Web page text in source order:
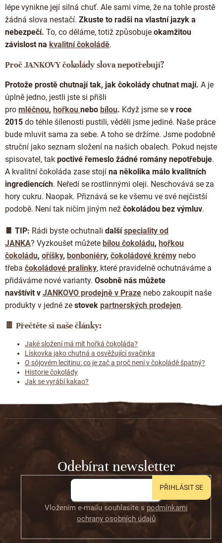
lépe vynikne její silná chuť. Ale sami víme, že na tohle prostě
žádná slova nestačí. Zkuste to radši na vlastní jazyk a
nebezpečí. To, co děláme, totiž způsobuje okamžitou
závislost na kvalitní čokoládě.
Proč JANKOVY čokolády slova nepotřebují?
Protože prostě chutnají tak, jak čokolády chutnat mají. A je
úplně jedno, jestli jste si přišli
pro mléčnou, hořkou nebo bílou. Když jsme se v roce
2015 do téhle šílenosti pustili, věděli jsme jediné. Naše práce
bude mluvit sama za sebe. A toho se držíme. Jsme podobně
struční jako seznam složení na našich obalech. Pokud nejste
spisovatel, tak poctivé řemeslo žádné romány nepotřebuje.
A kvalitní čokoláda zase stojí na několika málo kvalitních
ingrediencích. Neředí se rostlinnými oleji. Neschovává se za
hory cukru. Naopak. Přiznává se ke všemu ve své nejčistší
podobě. Není tak ničím jiným než čokoládou bez výmluv.
🍫 TIP: Rádi byste ochutnali dalšíspeciality od
JANKA? Vyzkoušet můžete bílou čokoládu, hořkou
čokoládu, oříšky, bonboniéry, čokoládové krémy nebo
třeba čokoládové pralinky, které pravidelně ochutnáváme a
přidáváme nové varianty. Osobně nás můžete
navštívit v JANKOVO prodejně v Praze nebo zakoupit naše
produkty v jedné ze stovek partnerských prodejen.
🍫 Přečtěte si naše články:
Jaké složení má mít hořká čokoláda?
Lískovka jako chutná a osvěžující svačinka
O sójovém lecitinu: co je zač a proč není v čokoládě špatný?
Historie čokolády
Jak se vyrábí kakao?
Z
Odebírat newsletter
Vložením e-mailu souhlasíte s podmínkami
ochrany osobních údajů
PŘIHLÁSIT SE